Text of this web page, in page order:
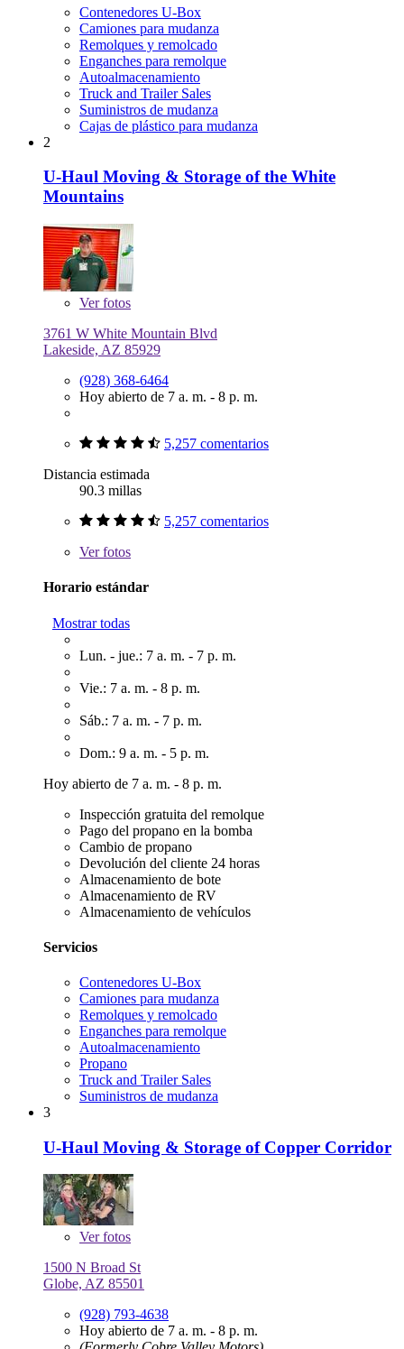
Contenedores U-Box
Camiones para mudanza
Remolques y remolcado
Enganches para remolque
Autoalmacenamiento
Truck and Trailer Sales
Suministros de mudanza
Cajas de plástico para mudanza
2
U-Haul Moving & Storage of the White
Mountains
Verfotos
3761 W White Mountain Blvd
Lakeside, AZ 85929
(928) 368-6464
Hoy abierto de 7 a. m. - 8 p. m.
5,257 comentarios
Distancia estimada
90.3 millas
5,257 comentarios
Verfotos
Horario estándar
Mostrar todas
Lun. - jue.: 7 a. m. - 7 p. m.
Vie.: 7 a. m. - 8 p. m.
Sáb.: 7 a. m. - 7 p. m.
Dom.: 9 a. m. - 5 p. m.
Hoy abierto de 7 a. m. - 8 p. m.
Inspección gratuita del remolque
Pago del propano en la bomba
Cambio de propano
Devolución del cliente 24 horas
Almacenamiento de bote
Almacenamiento de RV
Almacenamiento de vehículos
Servicios
Contenedores U-Box
Camiones para mudanza
Remolques y remolcado
Enganches para remolque
Autoalmacenamiento
Propano
Truck and Trailer Sales
Suministros de mudanza
3
U-Haul Moving & Storage of Copper Corridor
Verfotos
1500 N Broad St
Globe, AZ 85501
(928) 793-4638
Hoy abierto de 7 a. m. - 8 p. m.